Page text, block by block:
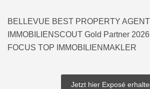
BELLEVUE BEST PROPERTY
IMMOBILIENSCOUT Gold Partner 2026
FOCUS TOP IMMOBILIENMAKLER
Jetzt hier Exposé